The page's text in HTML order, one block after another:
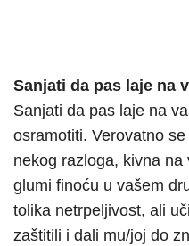
Sanjati da pas laje na
Sanjati da pas laje na
osramotiti. Verovatno
nekog razloga, kivna
glumi finoću u vašem
tolika netrpeljivost, ali
zaštitili i dali mu/joj do